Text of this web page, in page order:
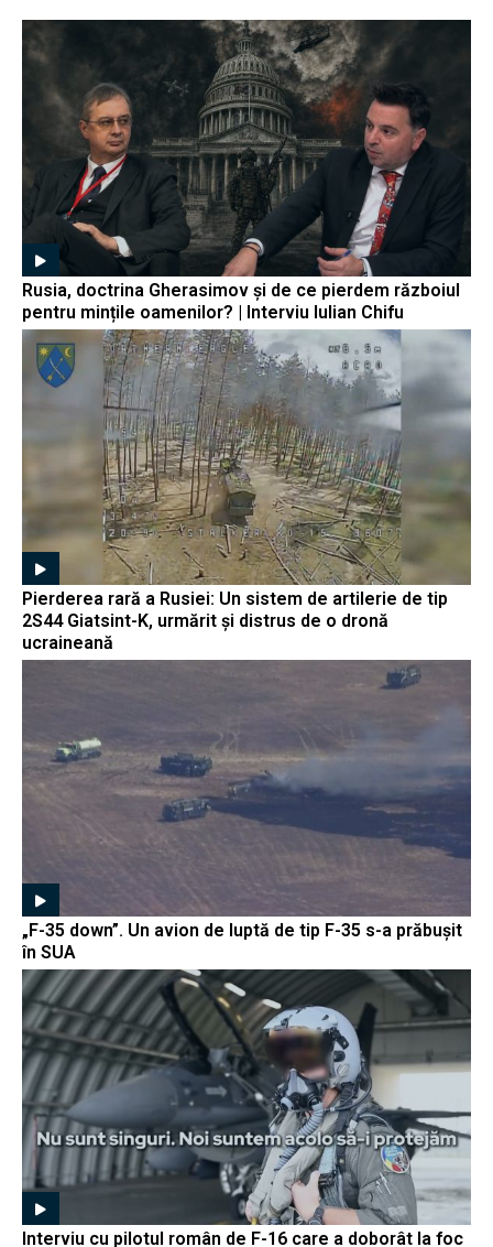
Rusia, doctrina Gherasimov și de ce pierdem războiul
pentru mințile oamenilor? | Interviu Iulian Chifu
Pierderea rară a Rusiei: Un sistem de artilerie de tip
2S44 Giatsint-K, urmărit și distrus de o dronă
ucraineană
„F-35 down”. Un avion de luptă de tip F-35 s-a prăbușit
în SUA
Interviu cu pilotul român de F-16 care a doborât la foc